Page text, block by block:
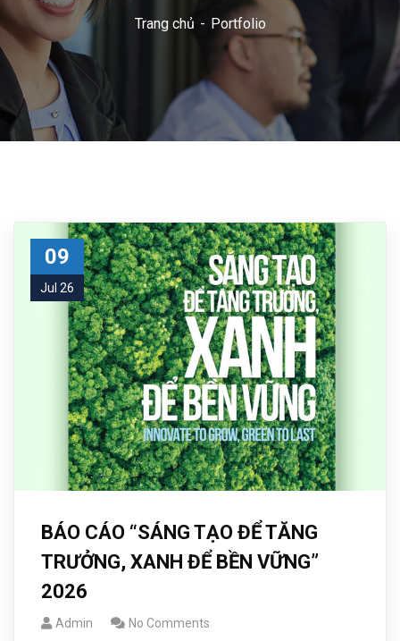
Trang chủ Portfolio
09
Jul 26
BÁO CÁO “SÁNG TẠO ĐỂ TĂNG
TRƯỞNG, XANH ĐỂ BỀN VỮNG”
2026
Admin No Comments